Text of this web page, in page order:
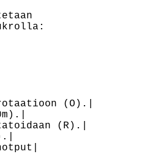
(O).|
(R).|